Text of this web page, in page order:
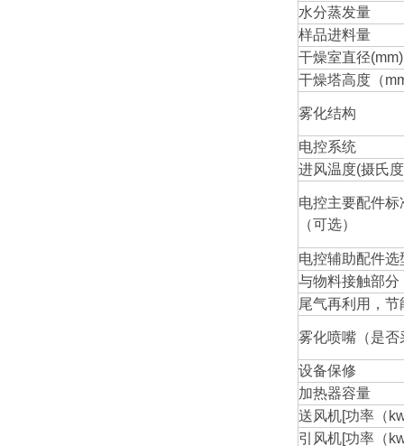
水分蒸发量
样品进料量
干燥室直径(mm)
干燥塔高度（
雾化结构
电控系统
进风温度(摄氏
电控主要配件
（可选）
电控辅助配件
与物料接触部分
尾气再利用，
雾化喷嘴（是
设备保修
加热器容量
送风机[功率（
引风机[功率（